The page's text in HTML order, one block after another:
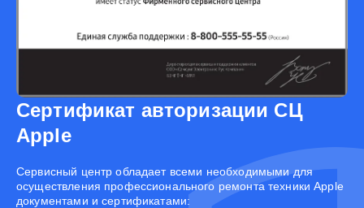
Сертификат авторизации СЦ
Apple
Cервисный центр обладает всеми необходимыми для
осуществления профессионального ремонта техники Apple
документами и сертификатами: